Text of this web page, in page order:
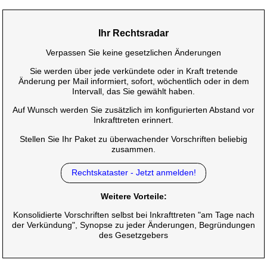
Ihr Rechtsradar
Verpassen Sie keine gesetzlichen Änderungen
Sie werden über jede verkündete oder in Kraft tretende
Änderung per Mail informiert, sofort, wöchentlich oder in dem
Intervall, das Sie gewählt haben.
Auf Wunsch werden Sie zusätzlich im konfigurierten Abstand vor
Inkrafttreten erinnert.
Stellen Sie Ihr Paket zu überwachender Vorschriften beliebig
zusammen.
Rechtskataster - Jetzt anmelden!
Weitere Vorteile:
Konsolidierte Vorschriften selbst bei Inkrafttreten "am Tage nach
der Verkündung", Synopse zu jeder Änderungen, Begründungen
des Gesetzgebers